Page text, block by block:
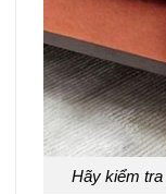
Hãy kiểm